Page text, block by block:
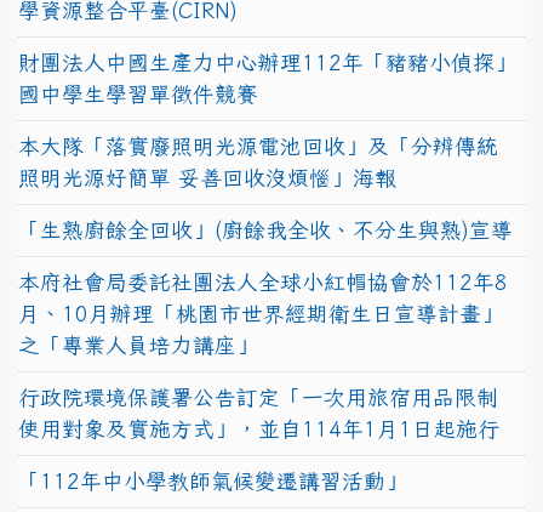
學資源整合平臺(CIRN)
財團法人中國生產力中心辦理112年「豬豬小偵探」
國中學生學習單徵件競賽
本大隊「落實廢照明光源電池回收」及「分辨傳統
照明光源好簡單 妥善回收沒煩惱」海報
「生熟廚餘全回收」(廚餘我全收、不分生與熟)宣導
本府社會局委託社團法人全球小紅帽協會於112年8
月、10月辦理「桃園市世界經期衛生日宣導計畫」
之「專業人員培力講座」
行政院環境保護署公告訂定「一次用旅宿用品限制
使用對象及實施方式」，並自114年1月1日起施行
「112年中小學教師氣候變遷講習活動」